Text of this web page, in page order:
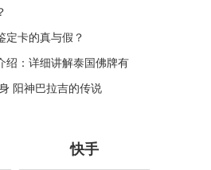
定卡的真与假？
绍：详细讲解泰国佛牌有
阳神巴拉吉的传说
快手